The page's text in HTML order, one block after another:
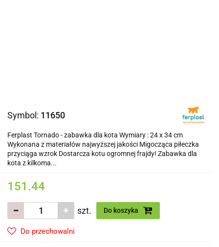
Symbol: 11650
Ferplast Tornado - zabawka dla kota Wymiary : 24 x 34 cm
Wykonana z materiałów najwyższej jakości Migocząca piłeczka
przyciąga wzrok Dostarcza kotu ogromnej frajdy! Zabawka dla
kota z kilkoma...
151.44
szt. Do koszyka
Do przechowalni